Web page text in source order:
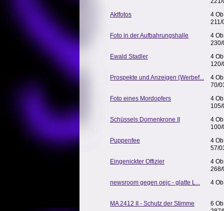
Aktfotos
4 Ob
211/
Foto in der Aufbahrungshalle
4 Ob
230/
Ewald Stadler
4 Ob
120/
Prospekte und Anzeigen (Werbef...
4 Ob
70/
Foto eines Mordopfers
4 Ob
105/
Schüssels Dornenkrone II
4 Ob
100/
Puppenfee
4 Ob
57/
Eingenickter Offizier
4 Ob
268/
newsroom gegen oejc - glatte L...
4
MA 2412 II - Schutz der Stimme
6 Ob